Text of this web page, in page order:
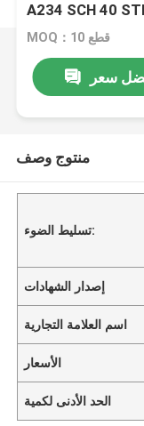
A234 SCH 40
MOQ：10 قطع
سعر
منتوج وصف
تسليط الضوء:
إصدار الشهادات
اسم العلامة التجارية
الأسعار
الحد الأدنى لكمية